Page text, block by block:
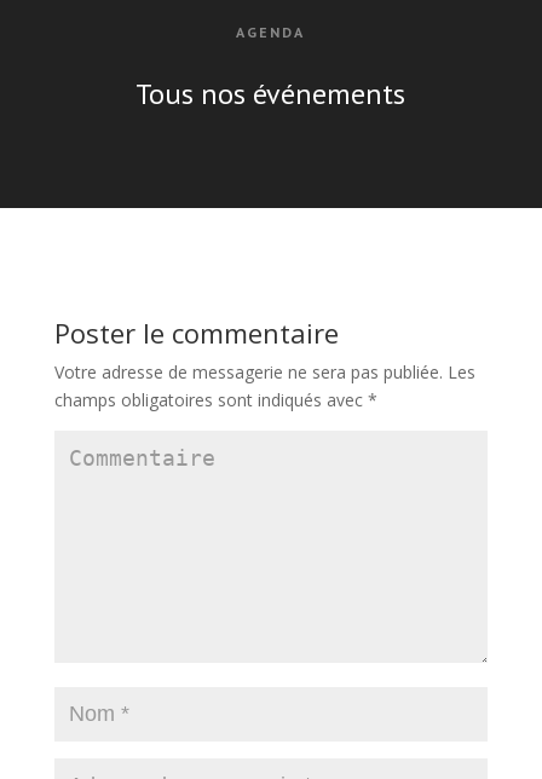
AGENDA
Tous nos événements
Poster le commentaire
Votre adresse de messagerie ne sera pas publiée. Les
champs obligatoires sont indiqués avec *